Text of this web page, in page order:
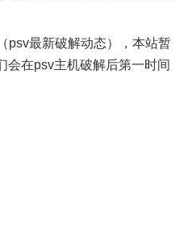
psv最新破解动态），本站暂
会在psv主机破解后第一时间